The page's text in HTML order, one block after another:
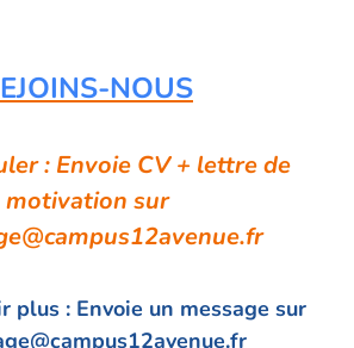
NOUS
: Envoie CV + lettre de
motivation sur
plus : Envoie un message sur